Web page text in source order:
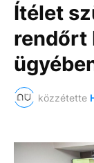
Ítélet
rendőrt
közzétette